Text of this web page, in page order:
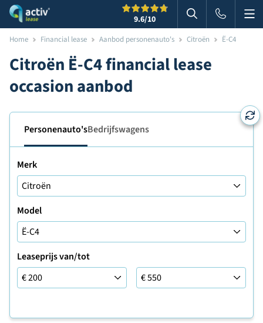
9.6/10 Zoeken in
Home Financial lease Aanbod personenauto's Citroën Ë-C4
Citroën Ë-C4 financial lease
occasion aanbod
Personenauto'sBedrijfswagens
Merk
Model
Leaseprijs van/tot
Leaseprijs tot